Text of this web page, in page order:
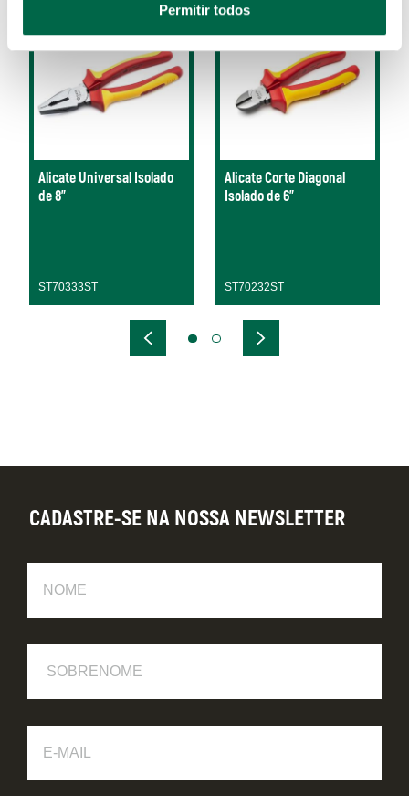
Permitir todos
Alicate Universal Isolado
de 8"
ST70333ST
Alicate Corte Diagonal
Isolado de 6"
ST70232ST
CADASTRE-SE NA NOSSA NEWSLETTER
Mail